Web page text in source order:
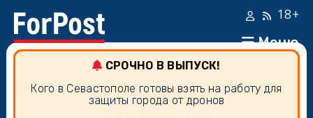
Меню
18+
СРОЧНО В ВЫПУСК!
Кого в Севастополе готовы взять на работу для
защиты города от дронов